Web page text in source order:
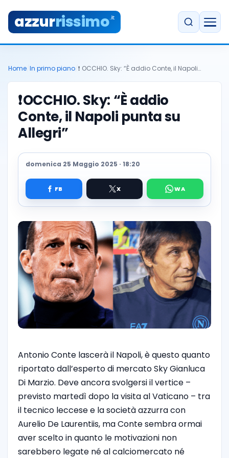
azzurrissimo.it
Home In primo piano ❗️ OCCHIO. Sky: “È addio Conte, il Napoli…
❗️OCCHIO. Sky: “È addio
Conte, il Napoli punta su
Allegri”
domenica 25 Maggio 2025 · 18:20
Antonio Conte lascerà il Napoli, è questo quanto
riportato dall’esperto di mercato Sky Gianluca
Di Marzio. Deve ancora svolgersi il vertice –
previsto martedì dopo la visita al Vaticano – tra
il tecnico leccese e la società azzurra con
Aurelio De Laurentiis, ma Conte sembra ormai
aver scelto in quanto le motivazioni non
sarebbero legate né al calciomercato né